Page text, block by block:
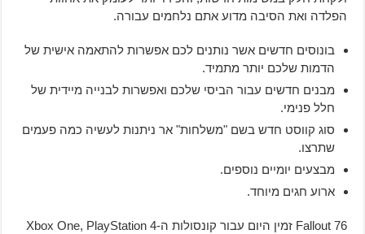
הפלדה ואת הסיבה מדוע אתם נלחמים עבורה.
בונוסים חדשים אשר נותנים לכם אפשרות להתאמה אישית של
הדמות שלכם יותר מתמיד.
מבנים חדשים עבור הביסי שלכם ואפשרות לבנייה מיידית של
חלל פנימי.
סוג קווסט חדש בשם "משלחות" אר ניתנות לעשיה כמה פעמים
שתרצו.
מבצעים יומיים נוספים.
ארוע חגים מיוחד.
Fallout 76 זמין היום עבור קונסולות ה-Xbox One, PlayStation 4